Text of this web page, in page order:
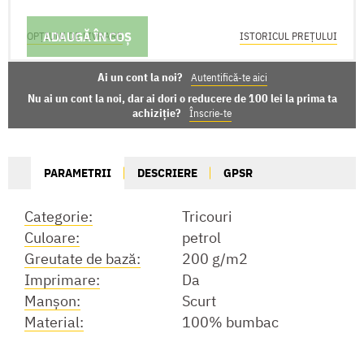
ADAUGĂ ÎN COȘ
OPȚIUNI DE LIVRARE ISTORICUL PREȚULUI
Ai un cont la noi? Autentifică-te aici
Nu ai un cont la noi, dar ai dori o reducere de 100 lei la prima ta
achiziție?
Înscrie-te
PARAMETRII DESCRIERE GPSR
Categorie:
Tricouri
Culoare:
petrol
Greutate de bază:
200 g/m2
Imprimare:
Da
Manşon:
Scurt
Material:
100% bumbac